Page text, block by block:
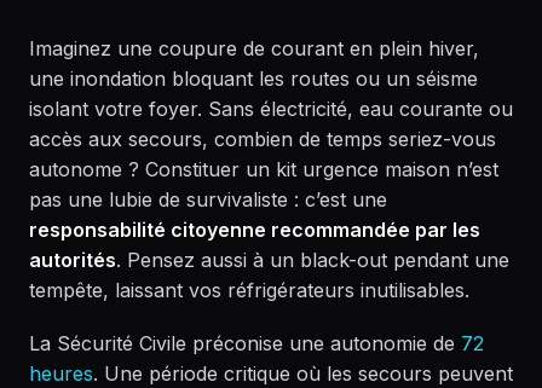
Imaginez une coupure de courant en plein hiver,
une inondation bloquant les routes ou un séisme
isolant votre foyer. Sans électricité, eau courante ou
accès aux secours, combien de temps seriez-vous
autonome ? Constituer un kit urgence maison n’est
pas une lubie de survivaliste : c’est une
responsabilité citoyenne recommandée par les
autorités. Pensez aussi à un black-out pendant une
tempête, laissant vos réfrigérateurs inutilisables.
La Sécurité Civile préconise une autonomie de 72
heures. Une période critique où les secours peuvent